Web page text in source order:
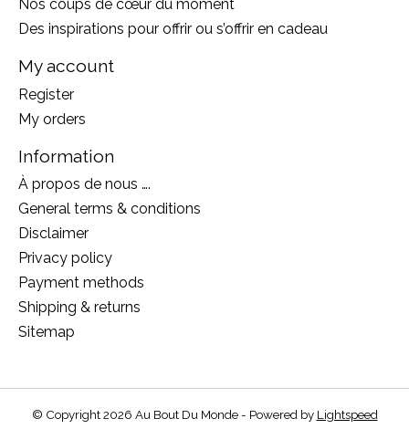
Nos coups de cœur du moment
Des inspirations pour offrir ou s’offrir en cadeau
My account
Register
My orders
Information
À propos de nous ….
General terms & conditions
Disclaimer
Privacy policy
Payment methods
Shipping & returns
Sitemap
© Copyright 2026 Au Bout Du Monde - Powered by Lightspeed